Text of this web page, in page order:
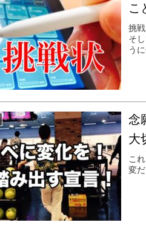
こ
挑
そ
う
念
大
こ
変